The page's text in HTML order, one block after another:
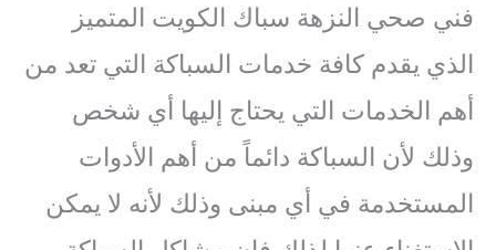
فني صحي النزهة سباك الكويت المتميز
الذي يقدم كافة خدمات السباكة التي تعد من
أهم الخدمات التي يحتاج إليها أي شخص
وذلك لأن السباكة دائماً من أهم الأدوات
المستخدمة في أي مبنى وذلك لأنه لا يمكن